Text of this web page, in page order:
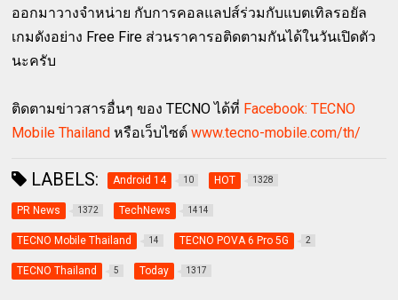
ออกมาวางจำหน่าย กับการคอลแลปส์ร่วมกับแบตเทิลรอยัล
เกมดังอย่าง Free Fire ส่วนราคารอติดตามกันได้ในวันเปิดตัว
นะครับ
ติดตามข่าวสารอื่นๆ ของ TECNO ได้ที่ Facebook: TECNO
Mobile Thailand หรือเว็บไซต์www.tecno-mobile.com/th/
LABELS: Android 14 10 HOT 1328
PR News 1372 TechNews 1414
TECNO Mobile Thailand 14 TECNO POVA 6 Pro 5G 2
TECNO Thailand 5 Today 1317